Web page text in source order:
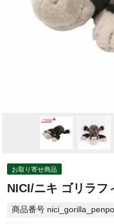
お取り寄せ商品
NICI/ニキ ゴリラフ
商品番号